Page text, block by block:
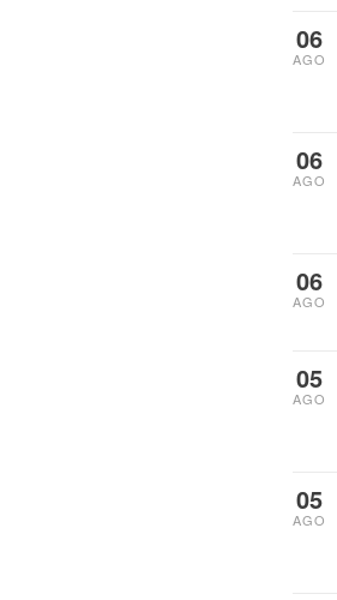
06
AGO
06
AGO
06
AGO
05
AGO
05
AGO